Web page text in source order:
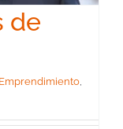
de
Emprendimiento